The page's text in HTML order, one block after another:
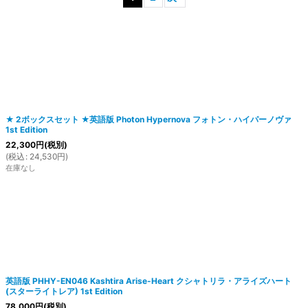
★ 2ボックスセット ★英語版 Photon Hypernova フォトン・ハイパーノヴァ
1st Edition
22,300円(税別)
(税込 : 24,530円)
在庫なし
英語版 PHHY-EN046 Kashtira Arise-Heart クシャトリラ・アライズハート
(スターライトレア) 1st Edition